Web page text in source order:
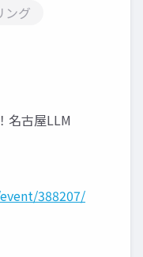
ング
名古屋LLM
388207/